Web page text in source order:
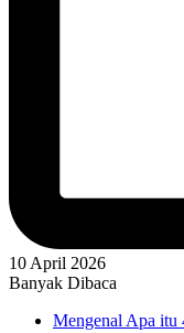
10 April 2026
Banyak Dibaca
Mengenal Apa itu